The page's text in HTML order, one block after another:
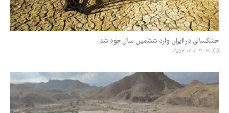
خشکسالی در ایران وارد ششمین سال خود شد
۱۴۰۴-۱۱-۳۰ ۰۹:۵۳